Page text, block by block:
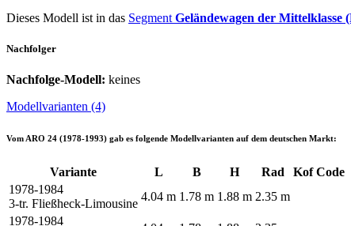
Dieses Modell ist in das Segment Geländewagen der Mittelklasse
Nachfolger
Nachfolge-Modell: keines
Modellvarianten (4)
Vom ARO 24 (1978-1993) gab es folgende Modellvarianten auf dem deutschen Markt:
Variante L B H Rad Kof Code
1978-1984
3-tr. Fließheck-Limousine
4.04 m 1.78 m 1.88 m 2.35 m
1978-1984